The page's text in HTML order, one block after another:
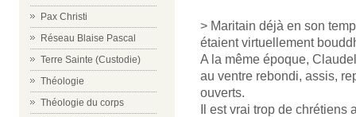
Pax Christi
Réseau Blaise Pascal
Terre Sainte (Custodie)
Théologie
Théologie du corps
> Maritain déjà en son
étaient virtuellement
A la même époque,
au ventre rebondi, assis,
ouverts.
Il est vrai trop de